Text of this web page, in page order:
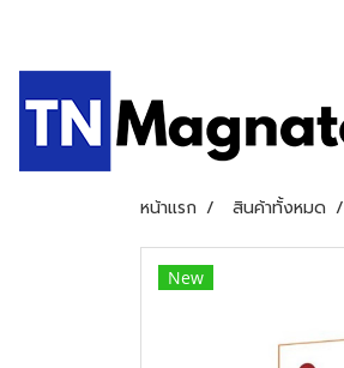
หน้าแรก สินค้าทั้งหมด
New